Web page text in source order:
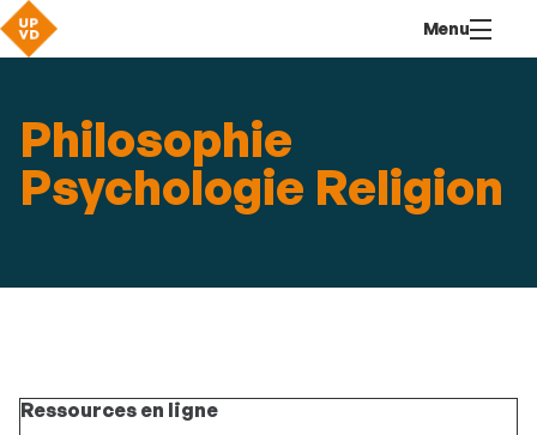
contenu
Menu
Philosophie
Psychologie Religion
Ressources en ligne